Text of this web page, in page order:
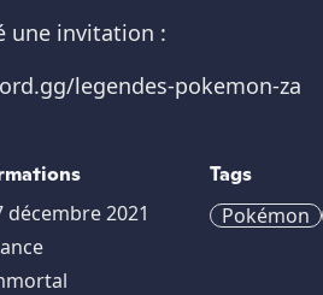
une invitation :
legendes-pokemon-za
décembre 2021
Tags
Pokémon